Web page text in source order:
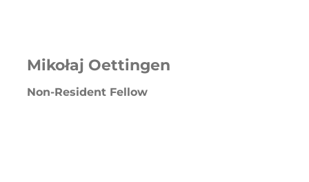
Mikołaj Oettingen
Non-Resident Fellow